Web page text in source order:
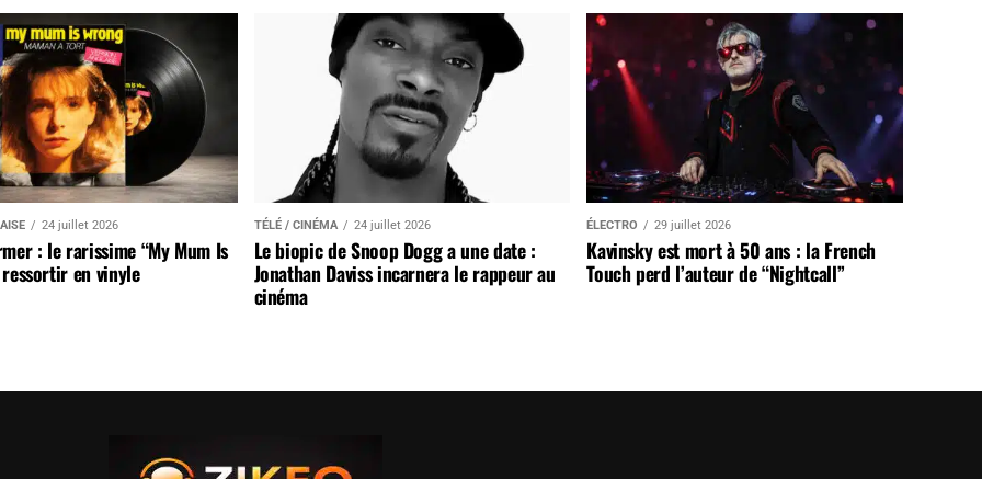
24 juillet 2026
: le rarissime “My Mum Is
ressortir en vinyle
TÉLÉ / CINÉMA 24 juillet 2026
Le biopic de Snoop Dogg a une date :
Jonathan Daviss incarnera le rappeur au
cinéma
ÉLECTRO 29 juillet 2026
Kavinsky est mort à 50 ans : la French
Touch perd l’auteur de “Nightcall”